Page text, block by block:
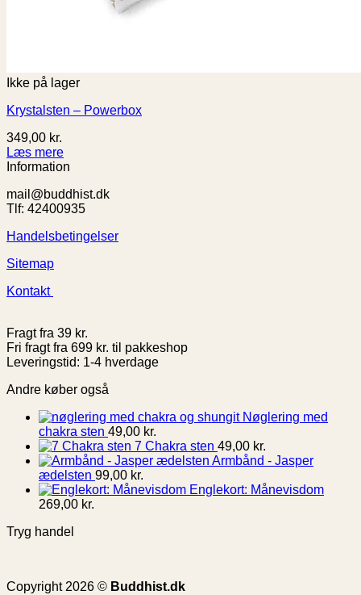
Ikke på lager
Krystalsten – Powerbox
349,00 kr.
Læs mere
Information
mail@buddhist.dk
Tlf: 42400935
Handelsbetingelser
Sitemap
Kontakt
Fragt fra 39 kr.
Fri fragt fra 699 kr. til pakkeshop
Leveringstid: 1-4 hverdage
Andre køber også
Nøglering med
chakra sten 49,00 kr.
7 Chakra sten 49,00 kr.
Armbånd - Jasper
ædelsten 99,00 kr.
Englekort: Månevisdom
269,00 kr.
Tryg handel
Copyright 2026 © Buddhist.dk